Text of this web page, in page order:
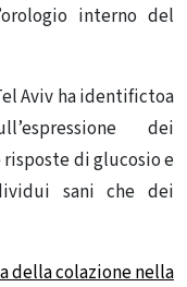
interno del
Aviv ha identifictoa
dei
risposte di glucosio e
sani che dei
della colazione nella